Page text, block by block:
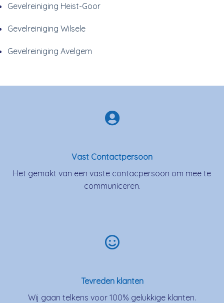
Gevelreiniging Heist-Goor
Gevelreiniging Wilsele
Gevelreiniging Avelgem
Vast Contactpersoon
Het gemakt van een vaste contacpersoon om mee te
communiceren.
Tevreden klanten
Wij gaan telkens voor 100% gelukkige klanten.